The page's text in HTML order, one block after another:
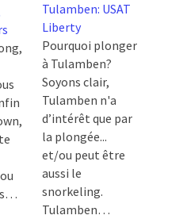
Tulamben: USAT
Liberty
Pourquoi plonger
à Tulamben?
Soyons clair,
Tulamben n'a
d’intérêt que par
la plongée...
et/ou peut être
aussi le
snorkeling.
Tulamben…